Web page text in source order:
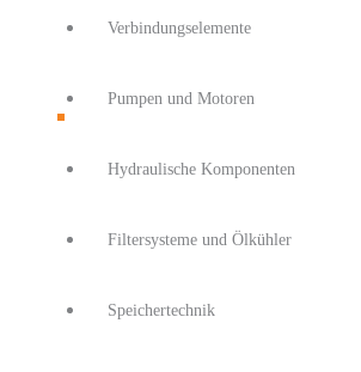
Verbindungselemente
Pumpen und Motoren
Hydraulische Komponenten
Filtersysteme und Ölkühler
Speichertechnik